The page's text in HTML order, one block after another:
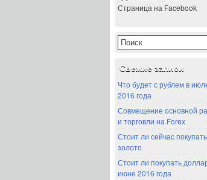
Страница на Facebook
Свежие записи
Что будет с рублем в
2016 года
Совмещение основной
и торговли на Forex
Стоит ли сейчас покупать
золото
Стоит ли покупать
июне 2016 года